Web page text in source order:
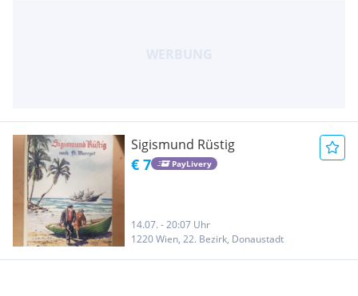
Sigismund Rüstig
€ 7 PayLivery
14.07. - 20:07 Uhr
1220 Wien, 22. Bezirk, Donaustadt